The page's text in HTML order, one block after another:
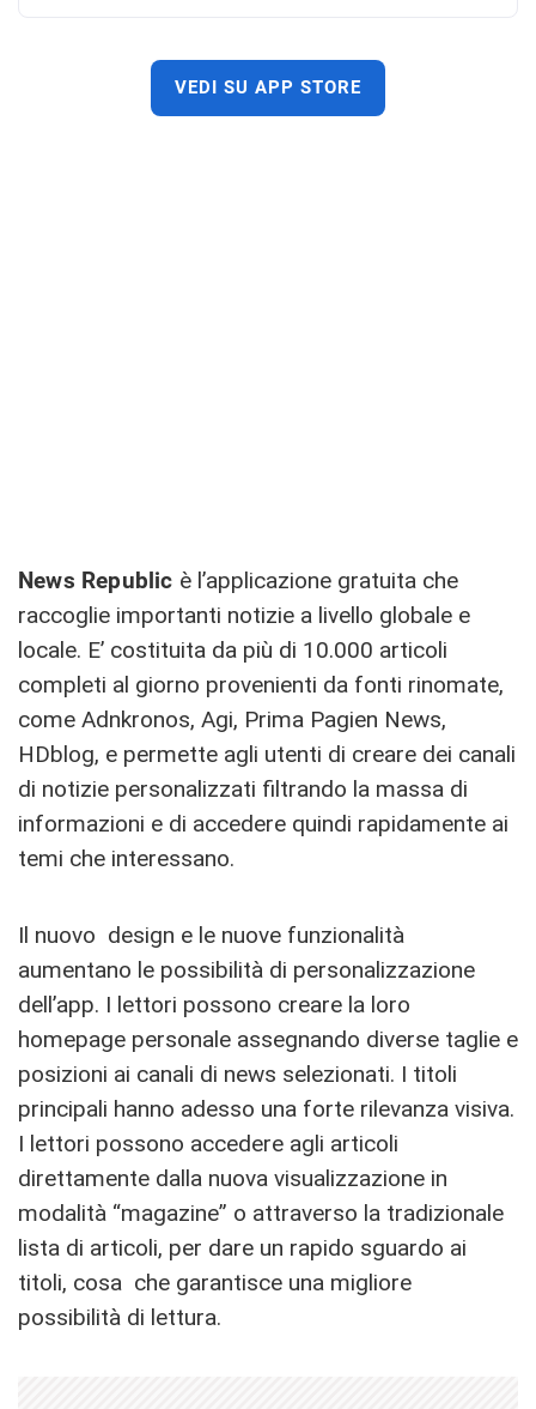
VEDI SU APP STORE
News Republic è l’applicazione gratuita che
raccoglie importanti notizie a livello globale e
locale. E’ costituita da più di 10.000 articoli
completi al giorno provenienti da fonti rinomate,
come Adnkronos, Agi, Prima Pagien News,
HDblog, e permette agli utenti di creare dei canali
di notizie personalizzati filtrando la massa di
informazioni e di accedere quindi rapidamente ai
temi che interessano.
Il nuovo design e le nuove funzionalità
aumentano le possibilità di personalizzazione
dell’app. I lettori possono creare la loro
homepage personale assegnando diverse taglie e
posizioni ai canali di news selezionati. I titoli
principali hanno adesso una forte rilevanza visiva.
I lettori possono accedere agli articoli
direttamente dalla nuova visualizzazione in
modalità “magazine” o attraverso la tradizionale
lista di articoli, per dare un rapido sguardo ai
titoli, cosa che garantisce una migliore
possibilità di lettura.